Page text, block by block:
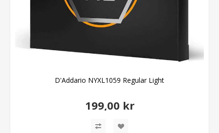
D'Addario NYXL1059 Regular Light
199,00 kr